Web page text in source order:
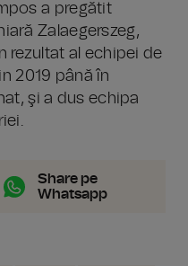
a pregătit
Zalaegerszeg,
rezultat al echipei de
2019 până în
şi a dus echipa
Share pe
Whatsapp